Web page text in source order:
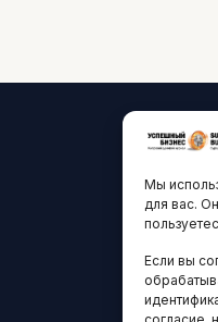
Мы
для вас.
Если вы
Стартапы
Цифровая
Остальные